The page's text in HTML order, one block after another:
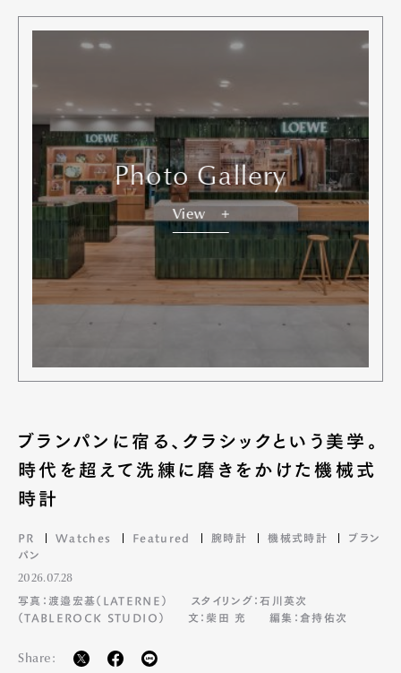
Photo Gallery
View
ブランパンに宿る、クラシックという美学。
時代を超えて洗練に磨きをかけた機械式
時計
PR Watches Featured 腕時計 機械式時計
ブラン
パン
2026.07.28
写真：渡邉宏基（LATERNE）
スタイリング：石川英次
（TABLEROCK STUDIO）
文：柴田 充 編集：倉持佑次
Share: